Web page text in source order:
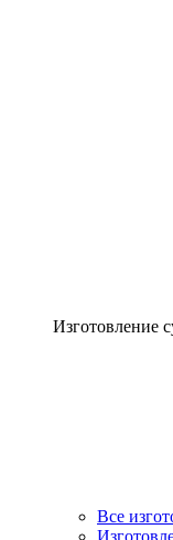
Изготовление
Все